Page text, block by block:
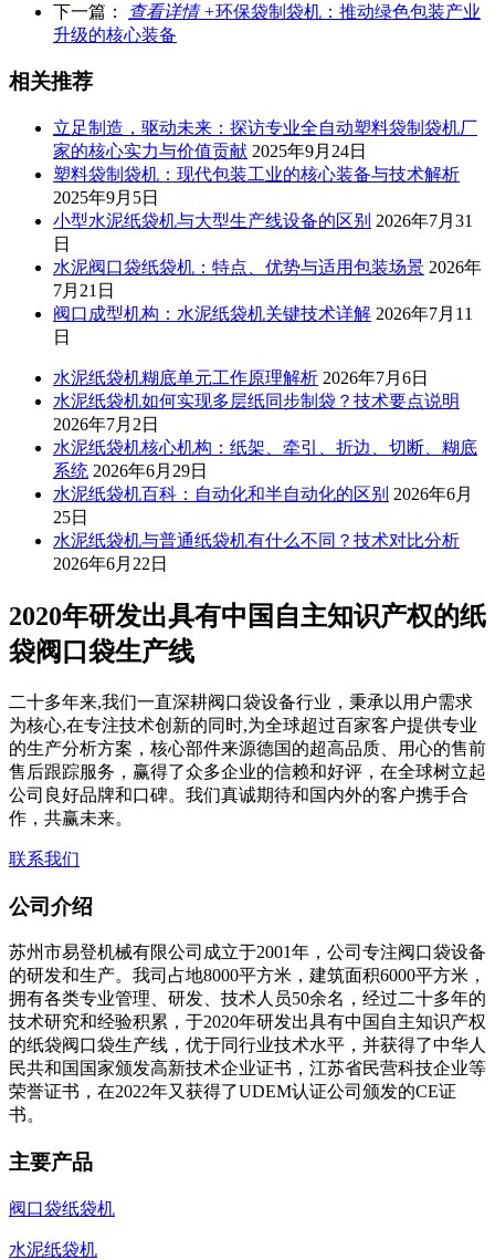
下一篇：
查看详情 +环保袋制袋机：推动绿色包装产业
升级的核心装备
相关推荐
立足制造，驱动未来：探访专业全自动塑料袋制袋机厂
家的核心实力与价值贡献 2025年9月24日
塑料袋制袋机：现代包装工业的核心装备与技术解析
2025年9月5日
小型水泥纸袋机与大型生产线设备的区别 2026年7月31
日
水泥阀口袋纸袋机：特点、优势与适用包装场景 2026年
7月21日
阀口成型机构：水泥纸袋机关键技术详解 2026年7月11
日
水泥纸袋机糊底单元工作原理解析 2026年7月6日
水泥纸袋机如何实现多层纸同步制袋？技术要点说明
2026年7月2日
水泥纸袋机核心机构：纸架、牵引、折边、切断、糊底
系统 2026年6月29日
水泥纸袋机百科：自动化和半自动化的区别 2026年6月
25日
水泥纸袋机与普通纸袋机有什么不同？技术对比分析
2026年6月22日
2020年研发出具有中国自主知识产权的纸
袋阀口袋生产线
二十多年来,我们一直深耕阀口袋设备行业，秉承以用户需求
为核心,在专注技术创新的同时,为全球超过百家客户提供专业
的生产分析方案，核心部件来源德国的超高品质、用心的售前
售后跟踪服务，赢得了众多企业的信赖和好评，在全球树立起
公司良好品牌和口碑。我们真诚期待和国内外的客户携手合
作，共赢未来。
联系我们
公司介绍
苏州市易登机械有限公司成立于2001年，公司专注阀口袋设备
的研发和生产。我司占地8000平方米，建筑面积6000平方米，
拥有各类专业管理、研发、技术人员50余名，经过二十多年的
技术研究和经验积累，于2020年研发出具有中国自主知识产权
的纸袋阀口袋生产线，优于同行业技术水平，并获得了中华人
民共和国国家颁发高新技术企业证书，江苏省民营科技企业等
荣誉证书，在2022年又获得了UDEM认证公司颁发的CE证
书。
主要产品
阀口袋纸袋机
水泥纸袋机